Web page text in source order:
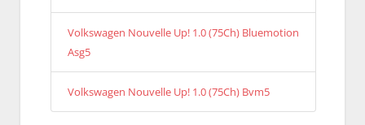
Volkswagen Nouvelle Up! 1.0 (75Ch) Bluemotion
Asg5
Volkswagen Nouvelle Up! 1.0 (75Ch) Bvm5